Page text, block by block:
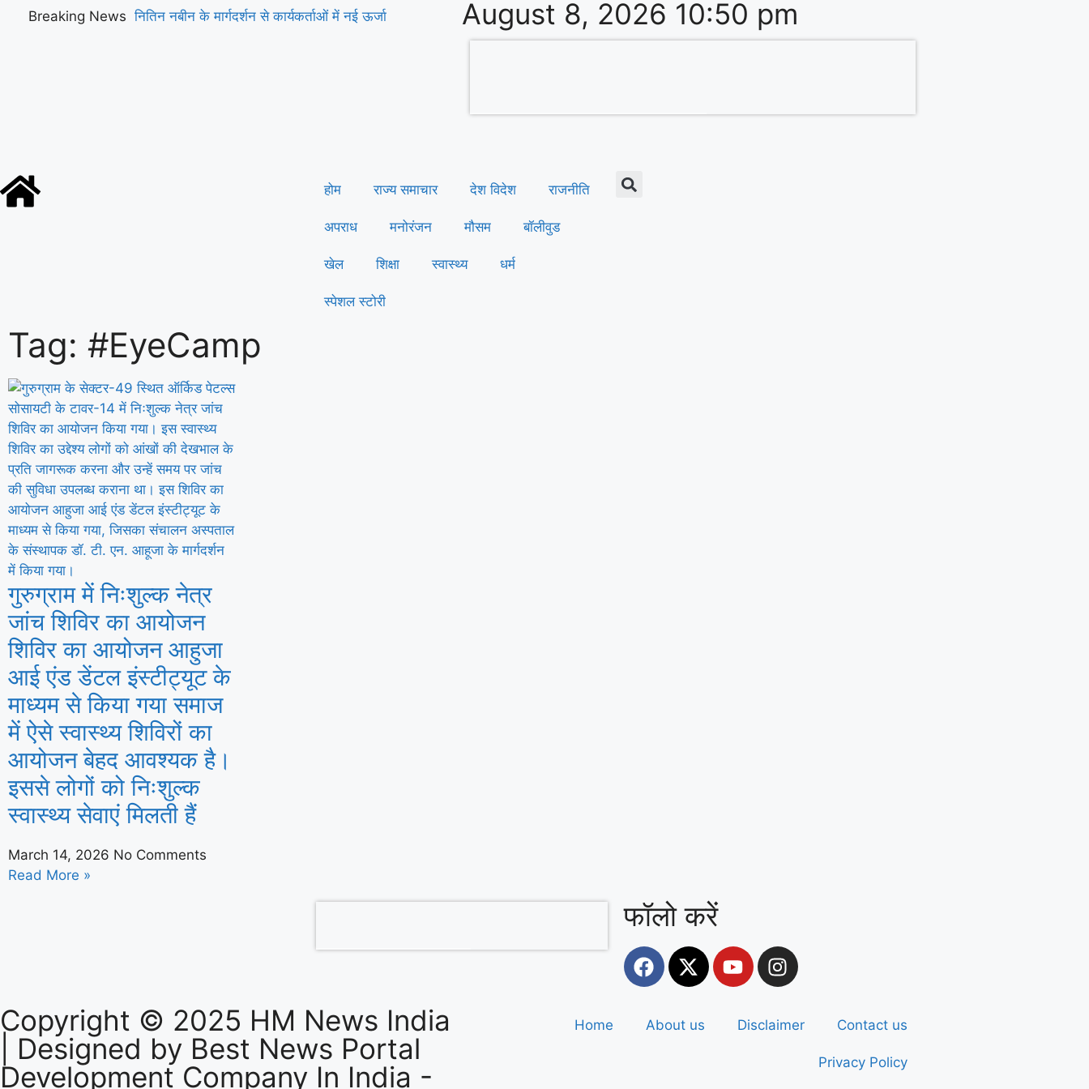
Breaking News नितिन नबीन के मार्गदर्शन से कार्यकर्ताओं में नई ऊर्जा
कांवड़ यात्रा को लेकर गुरुग्राम पुलिस पूरी तरह मुस्तैद
हरियाणा के सभी 90 विधानसभा क्षेत्रों में होंगे वन महोत्सव, ‘एक पेड़
माँ के नाम’
August 8, 2026 10:50 pm
होम राज्य समाचार देश विदेश राजनीति
अपराध मनोरंजन मौसम बॉलीवुड
खेल शिक्षा स्वास्थ्य धर्म
स्पेशल स्टोरी
Tag: #EyeCamp
गुरुग्राम में निःशुल्क नेत्र
जांच शिविर का आयोजन
शिविर का आयोजन आहुजा
आई एंड डेंटल इंस्टीट्यूट के
माध्यम से किया गया समाज
में ऐसे स्वास्थ्य शिविरों का
आयोजन बेहद आवश्यक है।
इससे लोगों को निःशुल्क
स्वास्थ्य सेवाएं मिलती हैं
March 14, 2026 No Comments
Read More »
फॉलो करें
Copyright © 2025 HM News India
| Designed by Best News Portal
Development Company In India -
Home About us Disclaimer Contact us
Privacy Policy